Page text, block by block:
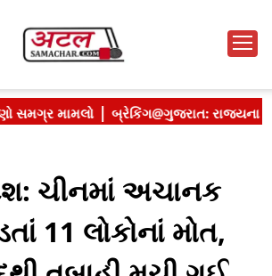
ચીનમાં અચાનક
11 લોકોનાં મોત,